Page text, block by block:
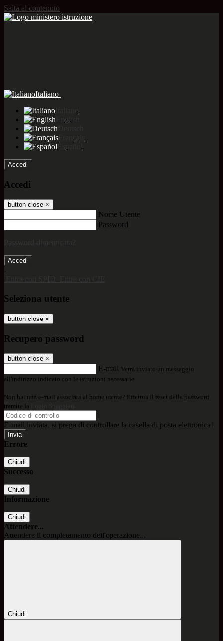
Salta al contenuto
Italiano
Accedi
Accedi
button close ×
Nome Utente
Password
-
Seleziona utente
button close ×
Recupero password
button close ×
E-mail Verrà inviato un messaggio
all'indirizzo indicato con le istruzioni necessarie.
Non hai una e-mail associata al nome utente? Effettua il reset della password
tramite la
E-mail inviata, si prega di controllare la casella di posta elettronica!
Errore
Chiudi
Successo
Chiudi
Informazione
Chiudi
Attendere...
Attendere il completamento dell'operazione...
Chiudi